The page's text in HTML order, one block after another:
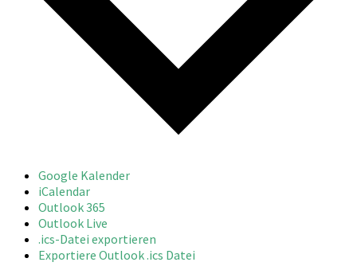
Google Kalender
iCalendar
Outlook 365
Outlook Live
.ics-Datei exportieren
Exportiere Outlook .ics Datei